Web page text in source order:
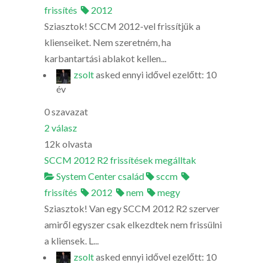
frissítés
2012
Sziasztok! SCCM 2012-vel frissítjük a
klienseiket. Nem szeretném, ha
karbantartási ablakot kellen...
zsoltasked ennyi idővel ezelőtt: 10
év
0szavazat
2 válasz
12k olvasta
SCCM 2012 R2 frissítések megálltak
System Center család
sccm
frissítés
2012 nem
megy
Sziasztok! Van egy SCCM 2012 R2 szerver
amiről egyszer csak elkezdtek nem frissülni
a kliensek. L...
zsoltasked ennyi idővel ezelőtt: 10